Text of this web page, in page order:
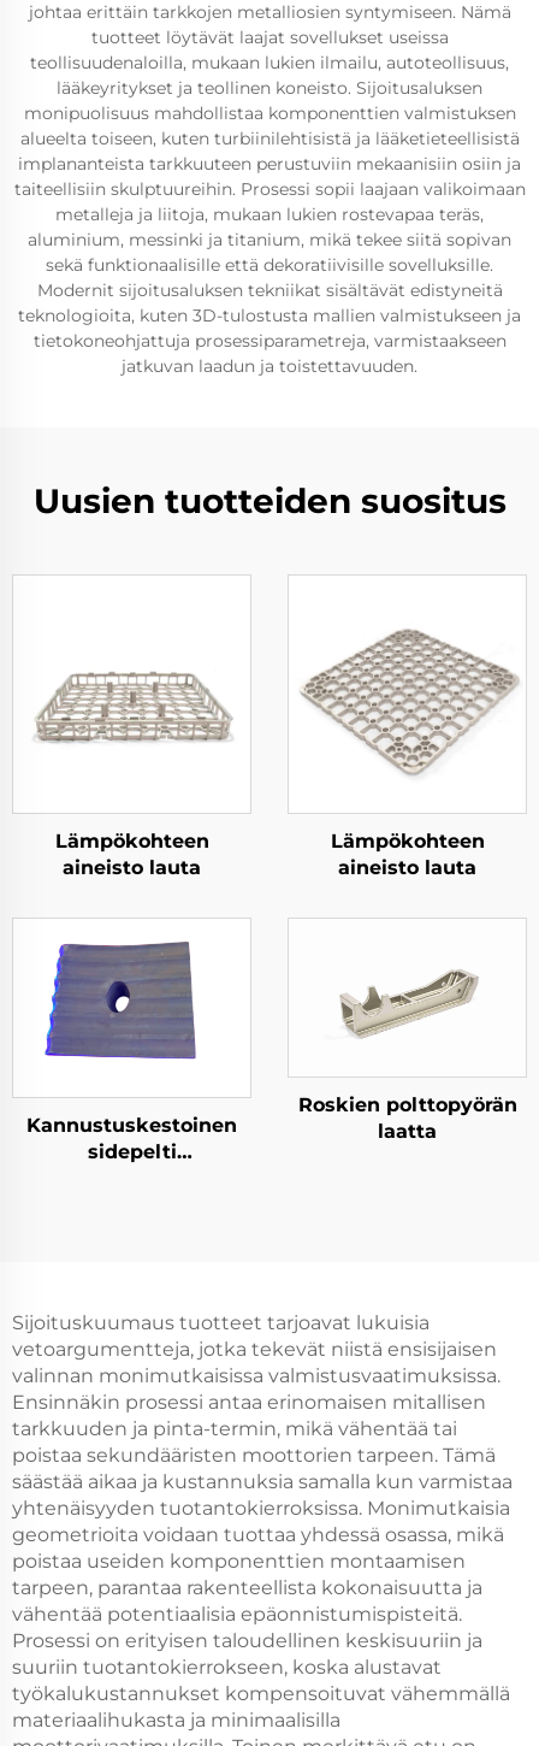
johtaa erittäin tarkkojen metalliosien syntymiseen. Nämä
tuotteet löytävät laajat sovellukset useissa
teollisuudenaloilla, mukaan lukien ilmailu, autoteollisuus,
lääkeyritykset ja teollinen koneisto. Sijoitusaluksen
monipuolisuus mahdollistaa komponenttien valmistuksen
alueelta toiseen, kuten turbiinilehtisistä ja lääketieteellisistä
implananteista tarkkuuteen perustuviin mekaanisiin osiin ja
taiteellisiin skulptuureihin. Prosessi sopii laajaan valikoimaan
metalleja ja liitoja, mukaan lukien rostevapaa teräs,
aluminium, messinki ja titanium, mikä tekee siitä sopivan
sekä funktionaalisille että dekoratiivisille sovelluksille.
Modernit sijoitusaluksen tekniikat sisältävät edistyneitä
teknologioita, kuten 3D-tulostusta mallien valmistukseen ja
tietokoneohjattuja prosessiparametreja, varmistaakseen
jatkuvan laadun ja toistettavuuden.
Uusien tuotteiden suositus
Lämpökohteen
aineisto lauta
Lämpökohteen
aineisto lauta
Kannustuskestoinen
sidepelti
Roskien polttopyörän
laatta
Sijoituskuumaus tuotteet tarjoavat lukuisia
vetoargumentteja, jotka tekevät niistä ensisijaisen
valinnan monimutkaisissa valmistusvaatimuksissa.
Ensinnäkin prosessi antaa erinomaisen mitallisen
tarkkuuden ja pinta-termin, mikä vähentää tai
poistaa sekundääristen moottorien tarpeen. Tämä
säästää aikaa ja kustannuksia samalla kun varmistaa
yhtenäisyyden tuotantokierroksissa. Monimutkaisia
geometrioita voidaan tuottaa yhdessä osassa, mikä
poistaa useiden komponenttien montaamisen
tarpeen, parantaa rakenteellista kokonaisuutta ja
vähentää potentiaalisia epäonnistumispisteitä.
Prosessi on erityisen taloudellinen keskisuuriin ja
suuriin tuotantokierrokseen, koska alustavat
työkalukustannukset kompensoituvat vähemmällä
materiaalihukasta ja minimaalisilla